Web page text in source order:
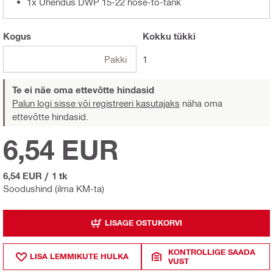
Kogus
Pakki
Kokku tükki
1
Te ei näe oma ettevõtte hindasid
Palun logi sisse või registreeri kasutajaks näha oma
ettevõtte hindasid.
Soodushind (ilma KM-ta)
6,54 EUR
6,54 EUR / 1 tk
LISAGE OSTUKORVI
LISA LEMMIKUTE HULKA
KONTROLLIGE SAADA
VUST